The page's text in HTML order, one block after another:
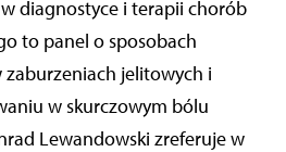
diagnostyce i terapii chorób
to panel o sposobach
jelitowych i
w skurczowym bólu
Lewandowski zreferuje w